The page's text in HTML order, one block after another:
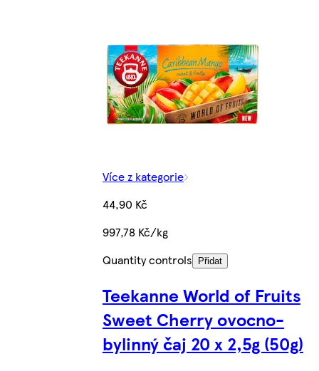
Více z kategorie
44,90 Kč
997,78 Kč/kg
Quantity controls
Přidat
Teekanne World of Fruits
Sweet Cherry ovocno-
bylinný čaj 20 x 2,5g (50g)